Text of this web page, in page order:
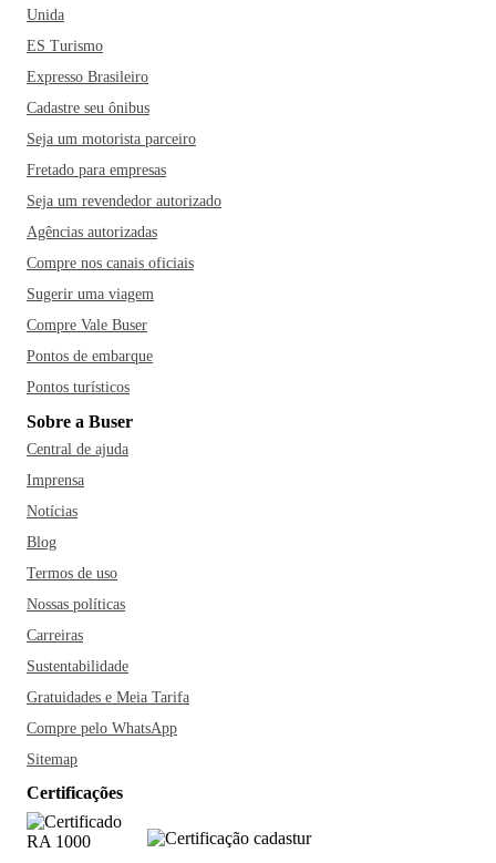
Unida
ES Turismo
Expresso Brasileiro
Cadastre seu ônibus
Seja um motorista parceiro
Fretado para empresas
Seja um revendedor autorizado
Agências autorizadas
Compre nos canais oficiais
Sugerir uma viagem
Compre Vale Buser
Pontos de embarque
Pontos turísticos
Sobre a Buser
Central de ajuda
Imprensa
Notícias
Blog
Termos de uso
Nossas políticas
Carreiras
Sustentabilidade
Gratuidades e Meia Tarifa
Compre pelo WhatsApp
Sitemap
Certificações